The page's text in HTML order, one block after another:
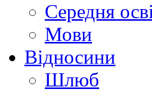
Середня
Мови
Відносини
Шлюб